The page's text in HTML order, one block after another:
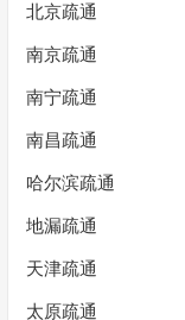
北京疏通
南京疏通
南宁疏通
南昌疏通
哈尔滨疏通
地漏疏通
天津疏通
太原疏通